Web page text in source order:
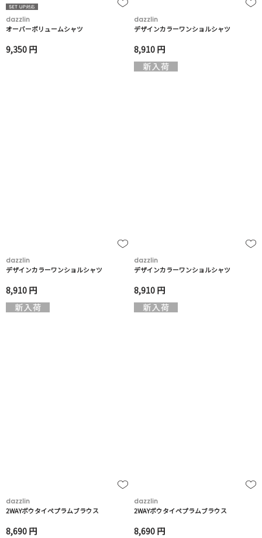
dazzlin
オーバーボリュームシャツ
9,350 円
dazzlin
デザインカラーワンショルシャツ
8,910 円
dazzlin
デザインカラーワンショルシャツ
8,910 円
dazzlin
デザインカラーワンショルシャツ
8,910 円
dazzlin
2WAYボウタイペプラムブラウス
8,690 円
dazzlin
2WAYボウタイペプラムブラウス
8,690 円